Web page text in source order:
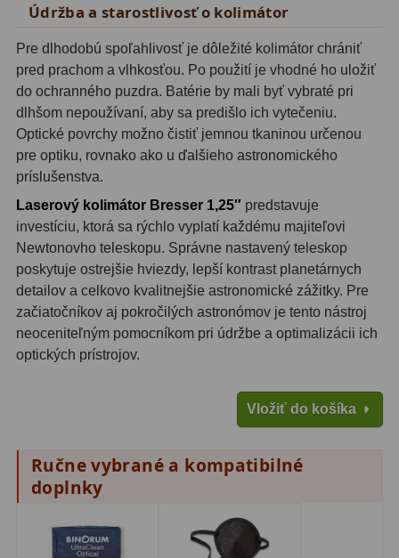
Filtry Pass6
Filtry Block10
Filtry Clip5
Filtry CCD Hα, OIII
Filtrové kolesá a rámy
Rovnače a reduktory 13
Pointácia a zaostrenie26
Kalibrace8
ADC, Tilting14
Okulárové výtahy
Adaptéry k okulárovým
výťahom8
Údržba a starostlivosť o kolimátor
Pre dlhodobú spoľahlivosť je dôležité kolimátor chrániť
pred prachom a vlhkosťou. Po použití je vhodné ho uložiť
do ochranného puzdra. Batérie by mali byť vybraté pri
dlhšom nepoužívaní, aby sa predišlo ich vytečeniu.
Optické povrchy možno čistiť jemnou tkaninou určenou
pre optiku, rovnako ako u ďalšieho astronomického
príslušenstva.
Laserový kolimátor Bresser 1,25″ predstavuje
investíciu, ktorá sa rýchlo vyplatí každému majiteľovi
Newtonovho teleskopu. Správne nastavený teleskop
poskytuje ostrejšie hviezdy, lepší kontrast planetárnych
detailov a celkovo kvalitnejšie astronomické zážitky. Pre
začiatočníkov aj pokročilých astronómov je tento nástroj
neoceniteľným pomocníkom pri údržbe a optimalizácii ich
optických prístrojov.
Vložiť do košíka
Ručne vybrané a kompatibilné
doplnky